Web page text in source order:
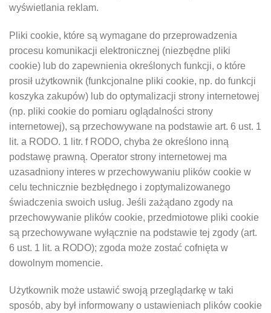
wyświetlania reklam.
Pliki cookie, które są wymagane do przeprowadzenia
procesu komunikacji elektronicznej (niezbędne pliki
cookie) lub do zapewnienia określonych funkcji, o które
prosił użytkownik (funkcjonalne pliki cookie, np. do funkcji
koszyka zakupów) lub do optymalizacji strony internetowej
(np. pliki cookie do pomiaru oglądalności strony
internetowej), są przechowywane na podstawie art. 6 ust. 1
lit. a RODO. 1 litr. f RODO, chyba że określono inną
podstawę prawną. Operator strony internetowej ma
uzasadniony interes w przechowywaniu plików cookie w
celu technicznie bezbłędnego i zoptymalizowanego
świadczenia swoich usług. Jeśli zażądano zgody na
przechowywanie plików cookie, przedmiotowe pliki cookie
są przechowywane wyłącznie na podstawie tej zgody (art.
6 ust. 1 lit. a RODO); zgoda może zostać cofnięta w
dowolnym momencie.
Użytkownik może ustawić swoją przeglądarkę w taki
sposób, aby był informowany o ustawieniach plików cookie